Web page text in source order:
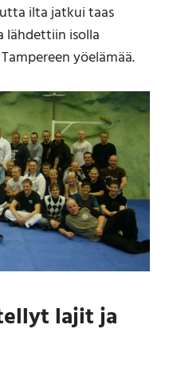
ilta jatkui taas
lähdettiin isolla
yöelämää.
lajit ja